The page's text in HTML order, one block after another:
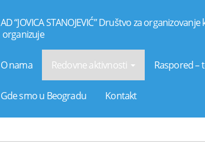
AD “JOVICA STANOJEVIĆ” Društvo za
organizuje
O nama Redovne aktivnosti Raspored –
Gde smo u Beogradu Kontakt